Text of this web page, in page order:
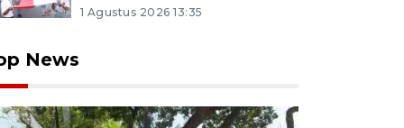
1 Agustus 2026 13:35
News